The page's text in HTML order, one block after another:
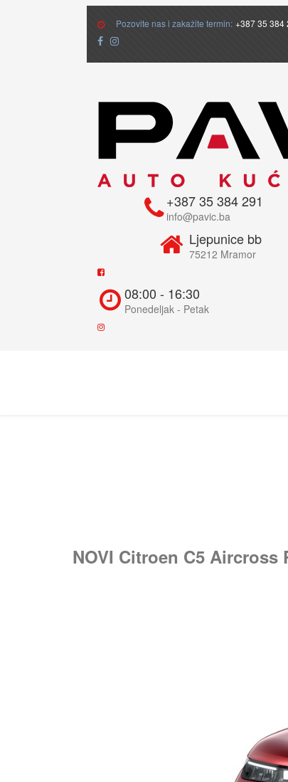
Pozovite nas i zakažite termin: +387 35 384
+387 35 384 291
info@pavic.ba
Ljepunice bb
75212 Mramor
08:00 - 16:30
Ponedeljak - Petak
NOVI Citroen C5 Aircross